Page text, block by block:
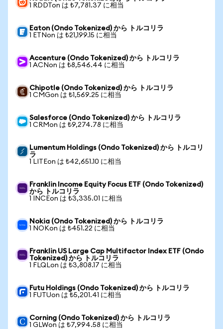
1 RDDTon は ₺7,781.37 に相当
Eaton (Ondo Tokenized) から トルコリラ
1 ETNon は ₺21,199.15 に相当
Accenture (Ondo Tokenized) から トルコリラ
1 ACNon は ₺8,546.44 に相当
Chipotle (Ondo Tokenized) から トルコリラ
1 CMGon は ₺1,569.25 に相当
Salesforce (Ondo Tokenized) から トルコリラ
1 CRMon は ₺9,274.78 に相当
Lumentum Holdings (Ondo Tokenized) から トルコリ
ラ
1 LITEon は ₺42,651.10 に相当
Franklin Income Equity Focus ETF (Ondo Tokenized)
から トルコリラ
1 INCEon は ₺3,335.01 に相当
Nokia (Ondo Tokenized) から トルコリラ
1 NOKon は ₺451.22 に相当
Franklin US Large Cap Multifactor Index ETF (Ondo
Tokenized) から トルコリラ
1 FLQLon は ₺3,808.17 に相当
Futu Holdings (Ondo Tokenized) から トルコリラ
1 FUTUon は ₺5,201.41 に相当
Corning (Ondo Tokenized) から トルコリラ
1 GLWon は ₺7,994.58 に相当